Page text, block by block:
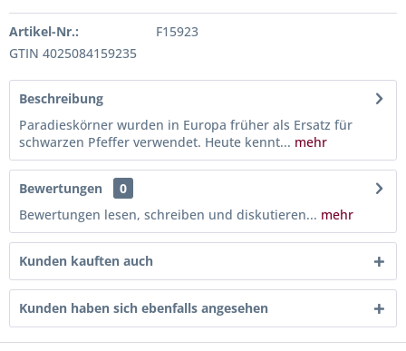
Artikel-Nr.:
F15923
GTIN 4025084159235
Beschreibung
Paradieskörner wurden in Europa früher als Ersatz für
schwarzen Pfeffer verwendet. Heute kennt... mehr
Bewertungen
0
Bewertungen lesen, schreiben und diskutieren... mehr
Kunden kauften auch
Kunden haben sich ebenfalls angesehen